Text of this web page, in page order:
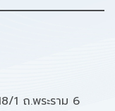
1 ถ.พระราม 6